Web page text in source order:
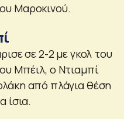
Μαροκινού.
σε 2-2 με γκολ του
Μπέιλ, ο Ντιαμπί
από πλάγια θέση
ίσια.